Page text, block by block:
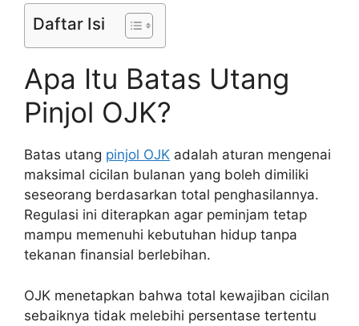
Daftar Isi
Apa Itu Batas Utang
Pinjol OJK?
Batas utang pinjol OJK adalah aturan mengenai
maksimal cicilan bulanan yang boleh dimiliki
seseorang berdasarkan total penghasilannya.
Regulasi ini diterapkan agar peminjam tetap
mampu memenuhi kebutuhan hidup tanpa
tekanan finansial berlebihan.
OJK menetapkan bahwa total kewajiban cicilan
sebaiknya tidak melebihi persentase tertentu